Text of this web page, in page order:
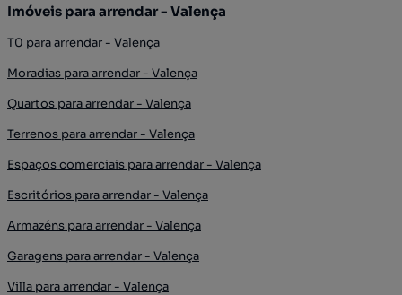
Imóveis para arrendar - Valença
T0 para arrendar - Valença
Moradias para arrendar - Valença
Quartos para arrendar - Valença
Terrenos para arrendar - Valença
Espaços comerciais para arrendar - Valença
Escritórios para arrendar - Valença
Armazéns para arrendar - Valença
Garagens para arrendar - Valença
Villa para arrendar - Valença